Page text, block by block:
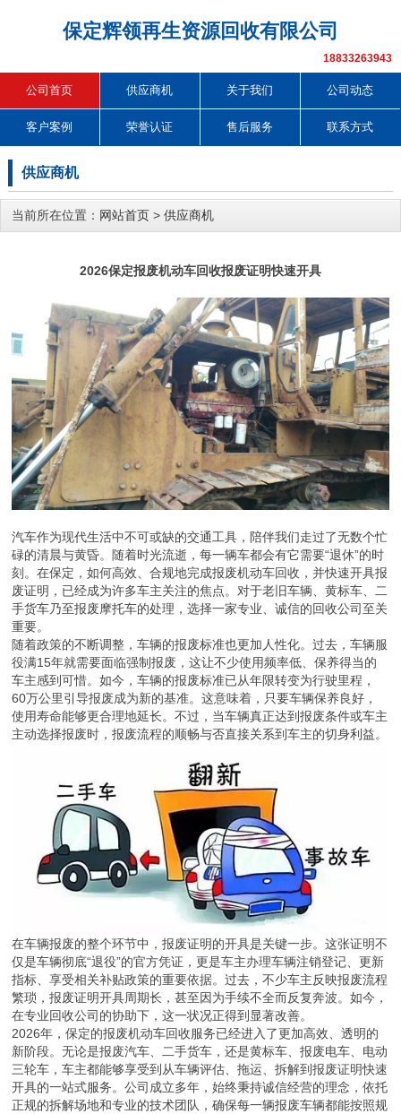
保定辉领再生资源回收有限公司
18833263943
公司首页 供应商机 关于我们 公司动态
客户案例 荣誉认证 售后服务 联系方式
供应商机
当前所在位置： 网站首页 > 供应商机
2026保定报废机动车回收报废证明快速开具
汽车作为现代生活中不可或缺的交通工具，陪伴我们走过了无数个忙
碌的清晨与黄昏。随着时光流逝，每一辆车都会有它需要“退休”的时
刻。在保定，如何高效、合规地完成报废机动车回收，并快速开具报
废证明，已经成为许多车主关注的焦点。对于老旧车辆、黄标车、二
手货车乃至报废摩托车的处理，选择一家专业、诚信的回收公司至关
重要。
随着政策的不断调整，车辆的报废标准也更加人性化。过去，车辆服
役满15年就需要面临强制报废，这让不少使用频率低、保养得当的
车主感到可惜。如今，车辆的报废标准已从年限转变为行驶里程，
60万公里引导报废成为新的基准。这意味着，只要车辆保养良好，
使用寿命能够更合理地延长。不过，当车辆真正达到报废条件或车主
主动选择报废时，报废流程的顺畅与否直接关系到车主的切身利益。
在车辆报废的整个环节中，报废证明的开具是关键一步。这张证明不
仅是车辆彻底“退役”的官方凭证，更是车主办理车辆注销登记、更新
指标、享受相关补贴政策的重要依据。过去，不少车主反映报废流程
繁琐，报废证明开具周期长，甚至因为手续不全而反复奔波。如今，
在专业回收公司的协助下，这一状况正得到显著改善。
2026年，保定的报废机动车回收服务已经进入了更加高效、透明的
新阶段。无论是报废汽车、二手货车，还是黄标车、报废电车、电动
三轮车，车主都能够享受到从车辆评估、拖运、拆解到报废证明快速
开具的一站式服务。公司成立多年，始终秉持诚信经营的理念，依托
正规的拆解场地和专业的技术团队，确保每一辆报废车辆都能按照规